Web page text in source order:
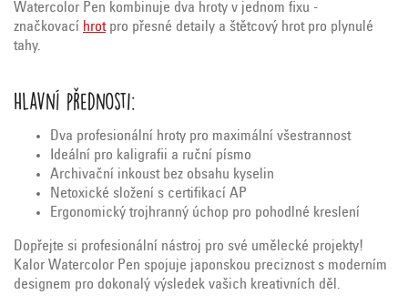
Watercolor Pen kombinuje dva hroty v jednom fixu -
značkovací hrot pro přesné detaily a štětcový hrot pro plynulé
tahy.
Hlavní přednosti:
Dva profesionální hroty pro maximální všestrannost
Ideální pro kaligrafii a ruční písmo
Archivační inkoust bez obsahu kyselin
Netoxické složení s certifikací AP
Ergonomický trojhranný úchop pro pohodlné kreslení
Dopřejte si profesionální nástroj pro své umělecké projekty!
Kalor Watercolor Pen spojuje japonskou preciznost s moderním
designem pro dokonalý výsledek vašich kreativních děl.